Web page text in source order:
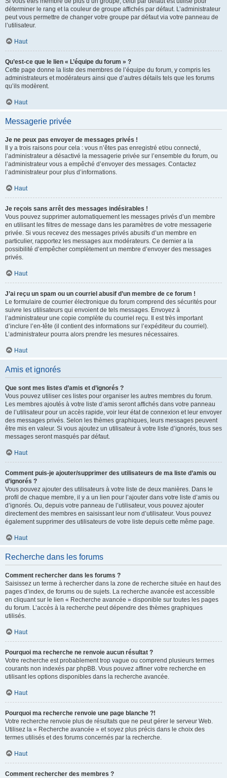
déterminer le rang et la couleur de groupe affichés par défaut. L’administrateur
peut vous permettre de changer votre groupe par défaut via votre panneau de
l’utilisateur.
Haut
Qu’est-ce que le lien « L’équipe du forum » ?
Cette page donne la liste des membres de l’équipe du forum, y compris les
administrateurs et modérateurs ainsi que d’autres détails tels que les forums
qu’ils modèrent.
Haut
Messagerie privée
Je ne peux pas envoyer de messages privés !
Il y a trois raisons pour cela : vous n’êtes pas enregistré et/ou connecté,
l’administrateur a désactivé la messagerie privée sur l’ensemble du forum, ou
l’administrateur vous a empêché d’envoyer des messages. Contactez
l’administrateur pour plus d’informations.
Haut
Je reçois sans arrêt des messages indésirables !
Vous pouvez supprimer automatiquement les messages privés d’un membre
en utilisant les filtres de message dans les paramètres de votre messagerie
privée. Si vous recevez des messages privés abusifs d’un membre en
particulier, rapportez les messages aux modérateurs. Ce dernier a la
possibilité d’empêcher complètement un membre d’envoyer des messages
privés.
Haut
J’ai reçu un spam ou un courriel abusif d’un membre de ce forum !
Le formulaire de courrier électronique du forum comprend des sécurités pour
suivre les utilisateurs qui envoient de tels messages. Envoyez à
l’administrateur une copie complète du courriel reçu. Il est très important
d’inclure l’en-tête (il contient des informations sur l’expéditeur du courriel).
L’administrateur pourra alors prendre les mesures nécessaires.
Haut
Amis et ignorés
Que sont mes listes d’amis et d’ignorés ?
Vous pouvez utiliser ces listes pour organiser les autres membres du forum.
Les membres ajoutés à votre liste d’amis seront affichés dans votre panneau
de l’utilisateur pour un accès rapide, voir leur état de connexion et leur envoyer
des messages privés. Selon les thèmes graphiques, leurs messages peuvent
être mis en valeur. Si vous ajoutez un utilisateur à votre liste d’ignorés, tous ses
messages seront masqués par défaut.
Haut
Comment puis-je ajouter/supprimer des utilisateurs de ma liste d’amis ou
d’ignorés ?
Vous pouvez ajouter des utilisateurs à votre liste de deux manières. Dans le
profil de chaque membre, il y a un lien pour l’ajouter dans votre liste d’amis ou
d’ignorés. Ou, depuis votre panneau de l’utilisateur, vous pouvez ajouter
directement des membres en saisissant leur nom d’utilisateur. Vous pouvez
également supprimer des utilisateurs de votre liste depuis cette même page.
Haut
Recherche dans les forums
Comment rechercher dans les forums ?
Saisissez un terme à rechercher dans la zone de recherche située en haut des
pages d’index, de forums ou de sujets. La recherche avancée est accessible
en cliquant sur le lien « Recherche avancée » disponible sur toutes les pages
du forum. L’accès à la recherche peut dépendre des thèmes graphiques
utilisés.
Haut
Pourquoi ma recherche ne renvoie aucun résultat ?
Votre recherche est probablement trop vague ou comprend plusieurs termes
courants non indexés par phpBB. Vous pouvez affiner votre recherche en
utilisant les options disponibles dans la recherche avancée.
Haut
Pourquoi ma recherche renvoie une page blanche ?!
Votre recherche renvoie plus de résultats que ne peut gérer le serveur Web.
Utilisez la « Recherche avancée » et soyez plus précis dans le choix des
termes utilisés et des forums concernés par la recherche.
Haut
Comment rechercher des membres ?